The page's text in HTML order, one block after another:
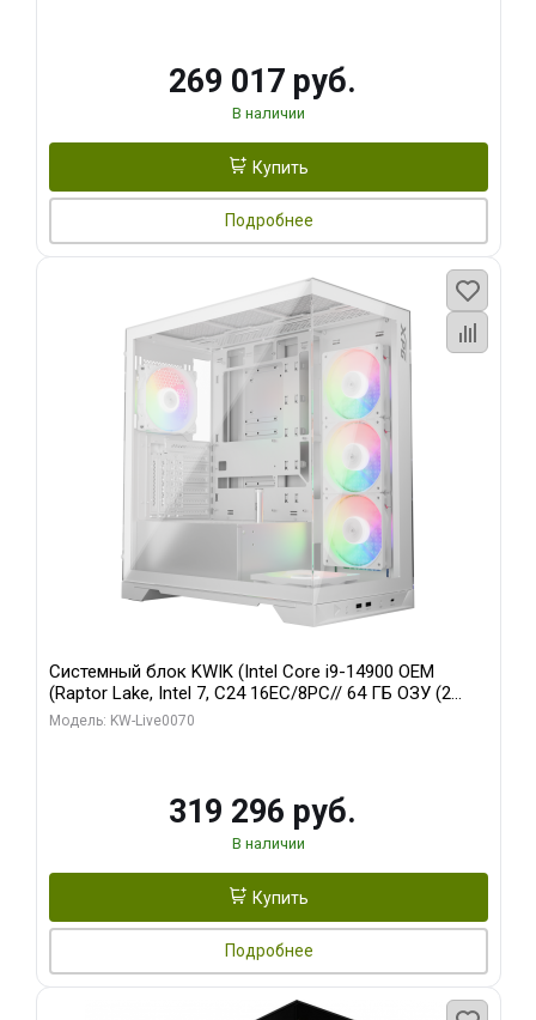
269 017 руб.
В наличии
Купить
Подробнее
Системный блок KWIK (Intel Core i9-14900 OEM
(Raptor Lake, Intel 7, C24 16EC/8PC// 64 ГБ ОЗУ (2
модуля)/ Gigabyte RTX5080 XTREME WATERFORCE
Модель: KW-Live0070
319 296 руб.
В наличии
Купить
Подробнее